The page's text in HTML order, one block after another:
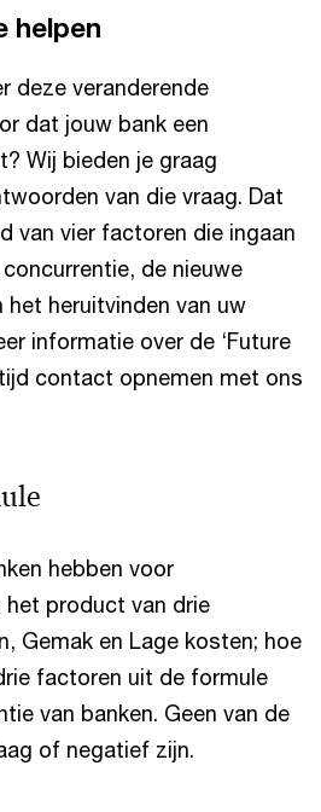
helpen
deze veranderende
dat jouw bank een
Wij bieden je graag
van die vraag. Dat
van vier factoren die ingaan
de nieuwe
heruitvinden van uw
informatie over de ‘Future
contact opnemen met ons
hebben voor
het product van drie
Gemak en Lage kosten; hoe
factoren uit de formule
van banken. Geen van de
of negatief zijn.